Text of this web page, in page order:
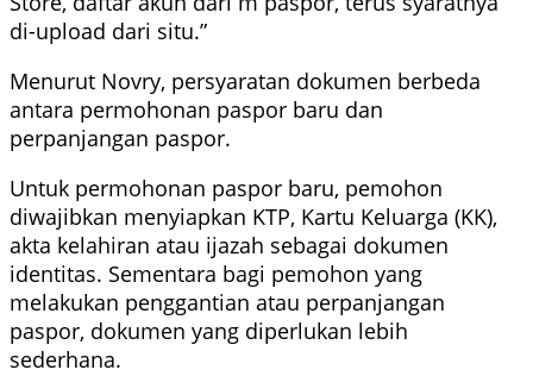
di-upload dari situ.”
Menurut Novry, persyaratan dokumen berbeda
antara permohonan paspor baru dan
perpanjangan paspor.
Untuk permohonan paspor baru, pemohon
diwajibkan menyiapkan KTP, Kartu Keluarga (KK),
akta kelahiran atau ijazah sebagai dokumen
identitas. Sementara bagi pemohon yang
melakukan penggantian atau perpanjangan
paspor, dokumen yang diperlukan lebih
sederhana.